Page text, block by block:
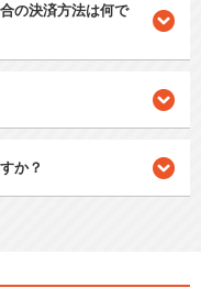
の決済方法は何で
か？